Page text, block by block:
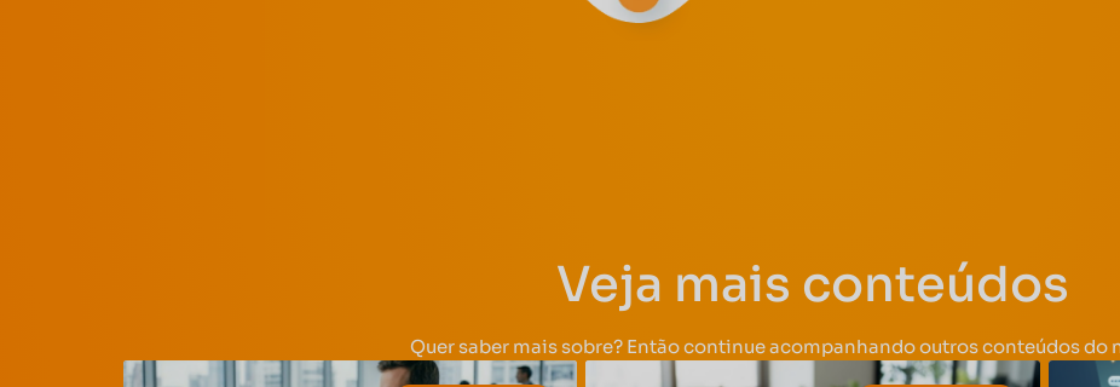
Veja mais conteúdos
Quer saber mais sobre? Então continue acompanhando outros conteúdos do